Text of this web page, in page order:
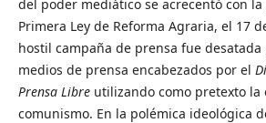
del poder mediático se acrecentó con
Primera Ley de Reforma Agraria, el 17
hostil campaña de prensa fue
medios de prensa encabezados por el
Prensa Libreutilizando como pretexto la
comunismo. En la polémica ideológica